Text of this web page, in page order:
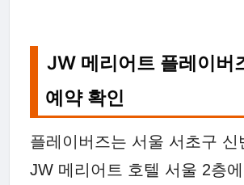
JW 메리어트 플레이버
예약 확인
플레이버즈는 서울 서초구 신
JW 메리어트 호텔 서울 2층